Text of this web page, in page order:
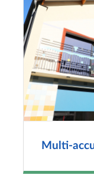
Multi-